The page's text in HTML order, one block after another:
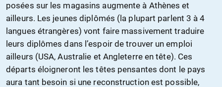
posées sur les magasins augmente à Athènes et
ailleurs. Les jeunes diplômés (la plupart parlent 3 à 4
langues étrangères) vont faire massivement traduire
leurs diplômes dans l’espoir de trouver un emploi
ailleurs (USA, Australie et Angleterre en tête). Ces
départs éloigneront les têtes pensantes dont le pays
aura tant besoin si une reconstruction est possible,